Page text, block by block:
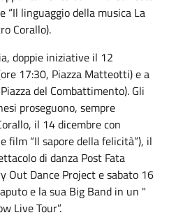
“Il linguaggio della musica La
Corallo).
doppie iniziative il 12
17:30, Piazza Matteotti) e a
del Combattimento). Gli
proseguono, sempre
il 14 dicembre con
film “Il sapore della felicità”), il
di danza Post Fata
Out Dance Project e sabato 16
e la sua Big Band in un "
Live Tour”.